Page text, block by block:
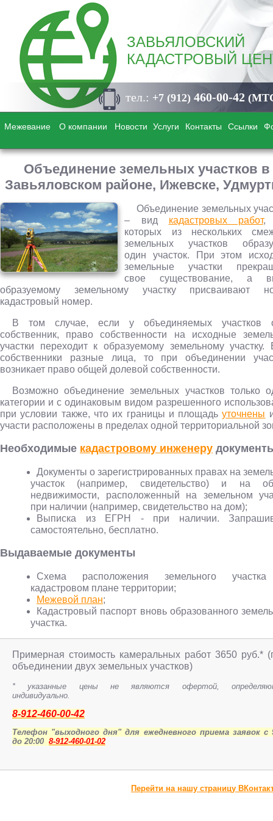
тел.: +7 (912) 460-00-42
Межевание О компании Новости Услуги Контакты Ссылки
ЗАВЬЯЛОВСКИЙ
КАДАСТРОВЫЙ
Объединение земельных участков в
Завьяловском районе, Ижевске,
Объединение земельных
– вид кадастровых работ,
которых из нескольких
земельных участков
один участок. При этом
земельные участки
свое существование, а
образуемому земельному участку присваивают
кадастровый номер.
В том случае, если у объединяемых участков
собственник, право собственности на исходные
участки переходит к образуемому земельному участку.
собственники разные лица, то при объединении
возникает право общей долевой собственности.
Возможно объединение земельных участков только
категории и с одинаковым видом разрешенного
при условии также, что их границы и площадьуточнены
участи расположены в пределах одной территориальной
Необходимые кадастровому инженеру
Документы о зарегистрированных правах на
участок (например, свидетельство) и на
недвижимости, расположенный на земельном
при наличии (например, свидетельство на дом);
Выписка из ЕГРН - при наличии.
самостоятельно, бесплатно.
Выдаваемые документы
Схема расположения земельного
кадастровом плане территории;
Межевой план;
Кадастровый паспорт вновь образованного
участка.
Примерная стоимость камеральных работ 3650 руб.*
объединении двух земельных участков)
* указанные цены не являются офертой,
индивидуально.
8-912-460-00-42
Телефон "выходного дня" для ежедневного приема заявок с
до 20:00 8-912-460-01-02
Перейти на нашу страницу